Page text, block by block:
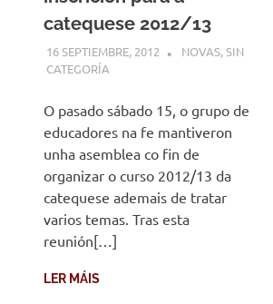
catequese 2012/13
16 SEPTIEMBRE, 2012 DESARROLLO
NOVAS,SIN
CATEGORÍA
O pasado sábado 15, o grupo de
educadores na fe mantiveron
unha asemblea co fin de
organizar o curso 2012/13 da
catequese ademais de tratar
varios temas. Tras esta
reunión[…]
LER MÁIS